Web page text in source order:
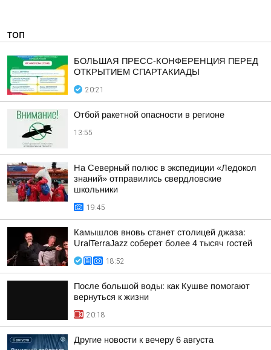
ТОП
БОЛЬШАЯ ПРЕСС-КОНФЕРЕНЦИЯ ПЕРЕД
ОТКРЫТИЕМ СПАРТАКИАДЫ
20:21
Отбой ракетной опасности в регионе
13:55
На Северный полюс в экспедиции «Ледокол
знаний» отправились свердловские
школьники
19:45
Камышлов вновь станет столицей джаза:
UralTerraJazz соберет более 4 тысяч гостей
18:52
После большой воды: как Кушве помогают
вернуться к жизни
20:18
Другие новости к вечеру 6 августа